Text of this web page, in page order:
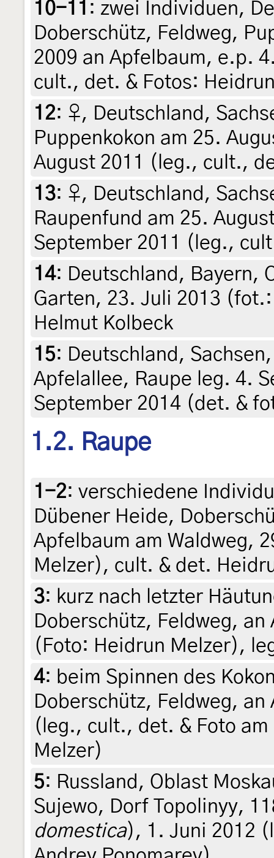
10-11 : zwei Individuen,
Doberschütz, Feldweg,
2009 an Apfelbaum, e.p.
cult., det. & Fotos:
12: ♀, Deutschland,
Puppenkokon am 25.
August 2011 (leg., cult.,
13: ♀, Deutschland,
Raupenfund am 25.
September 2011 (leg.,
14: Deutschland, Bayern,
Garten, 23. Juli 2013
Helmut Kolbeck
15: Deutschland,
Apfelallee, Raupe leg. 4.
September 2014 (det. &
1.2. Raupe
1-2: verschiedene
Dübener Heide,
Apfelbaum am Waldweg,
Melzer), cult. & det.
3: kurz nach letzter
Doberschütz, Feldweg,
(Foto: Heidrun Melzer),
4: beim Spinnen des
Doberschütz, Feldweg,
(leg., cult., det. & Foto
Melzer)
5: Russland, Oblast
Sujewo, Dorf Topolinyy,
domestica), 1. Juni 2012